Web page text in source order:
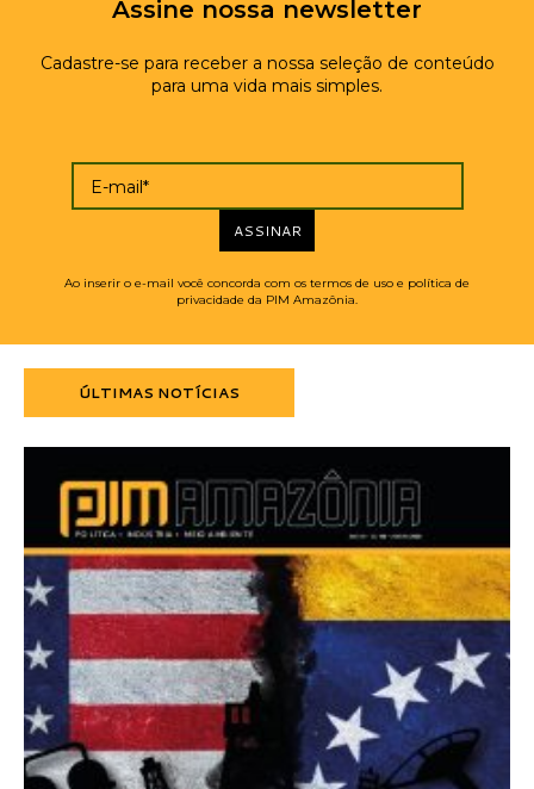
Assine nossa newsletter
Cadastre-se para receber a nossa seleção de conteúdo
para uma vida mais simples.
E-mail*
ASSINAR
Ao inserir o e-mail você concorda com os termos de uso e política de
privacidade da PIM Amazônia.
ÚLTIMAS NOTÍCIAS